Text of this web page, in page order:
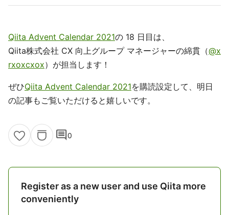
Qiita Advent Calendar 2021の 18 日目は、
Qiita株式会社 CX 向上グループ マネージャーの綿貫（@x
rxoxcxox）が担当します！
ぜひQiita Advent Calendar 2021を購読設定して、明日
の記事もご覧いただけると嬉しいです。
comment0
Register as a new user and use Qiita more
conveniently